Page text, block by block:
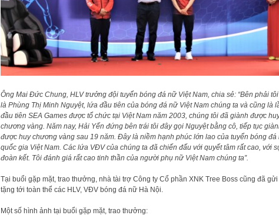
Ông Mai Đức Chung, HLV trưởng đội tuyển bóng đá nữ Việt Nam, chia sẻ: “Bên phải
là Phùng Thị Minh Nguyệt, lứa đầu tiên của bóng đá nữ Việt Nam chúng ta và cũng là
đầu tiên SEA Games được tổ chức tại Việt Nam năm 2003, chúng tôi đã giành được
chương vàng. Năm nay, Hải Yến đứng bên trái tôi đây gọi Nguyệt bằng cô, tiếp tục
được huy chương vàng sau 19 năm. Đây là niềm hạnh phúc lớn lao của tuyển bóng đá
quốc gia Việt Nam. Các lứa VĐV của chúng ta đã chiến đấu với quyết tâm rất cao, với
đoàn kết. Tôi đánh giá rất cao tinh thần của người phụ nữ Việt Nam chúng ta”.
Tại buổi gặp mặt, trao thưởng, nhà tài trợ Công ty Cổ phần XNK Tree Boss cũng đã
tặng tới toàn thể các HLV, VĐV bóng đá nữ Hà Nội.
Một số hình ảnh tại buổi gặp mặt, trao thưởng: